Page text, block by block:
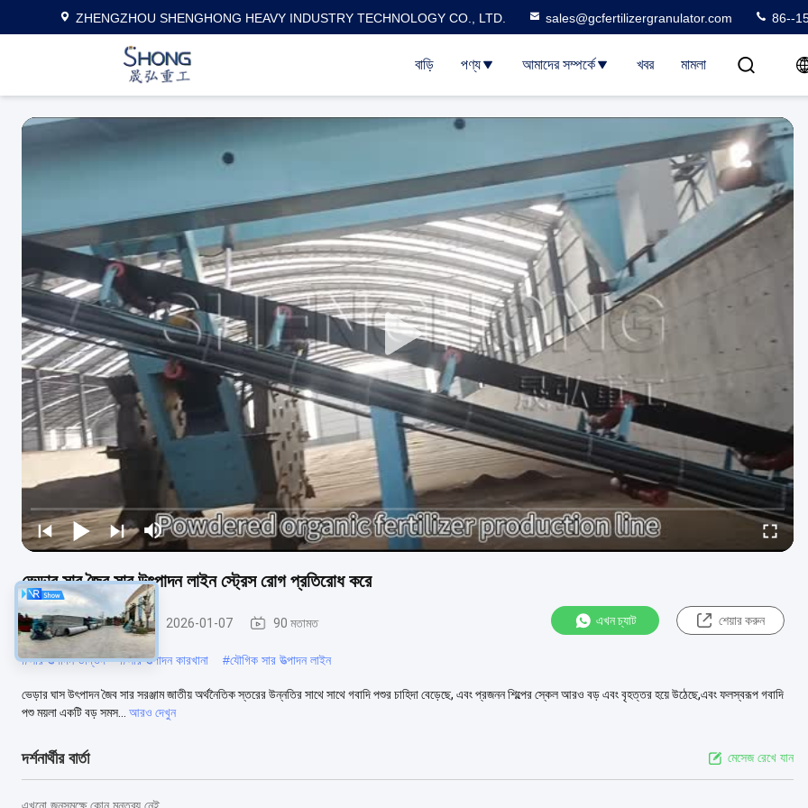
ZHENGZHOU SHENGHONG HEAVY INDUSTRY TECHNOLOGY CO., LTD. sales@gcfertilizergranulator.com 86--
বাড়ি পণ্য আমাদের সম্পর্কে খবর মামলা
ভেড়ার সার জৈব সার উৎপাদন লাইন স্ট্রেস রোগ প্রতিরোধ করে
জৈব সার উত্পাদন লাইন 2026-01-07 90 মতামত এখন চ্যাট শেয়ার করুন
#সার উত্পাদন উদ্ভিদ #সার উত্পাদন কারখানা #যৌগিক সার উত্পাদন লাইন
ভেড়ার ঘাস উৎপাদন জৈব সার সরঞ্জাম জাতীয় অর্থনৈতিক স্তরের উন্নতির সাথে সাথে গবাদি পশুর চাহিদা বেড়েছে, এবং প্রজনন শিল্পের স্কেল আরও বড় এবং বৃহত্তর হয়ে উঠেছে,এবং ফলস্বরূপ গবাদি
পশু ময়লা একটি বড় সমস...
আরও দেখুন
দর্শনার্থীর বার্তা মেসেজ রেখে যান
এখনো জনসমক্ষে কোন মন্তব্য নেই